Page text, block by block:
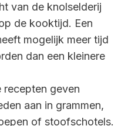
van de knolselderij
de kooktijd. Een
mogelijk meer tijd
dan een kleinere
recepten geven
aan in grammen,
of stoofschotels.